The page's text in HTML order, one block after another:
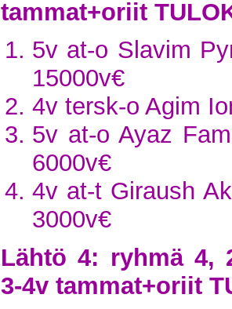
tammat+oriit
5v at-o Slavim
15000v€
4v tersk-o Agim
5v at-o Ayaz
6000v€
4v at-t Giraush
3000v€
Lähtö 4: ryhmä 4,
3-4v tammat+oriit